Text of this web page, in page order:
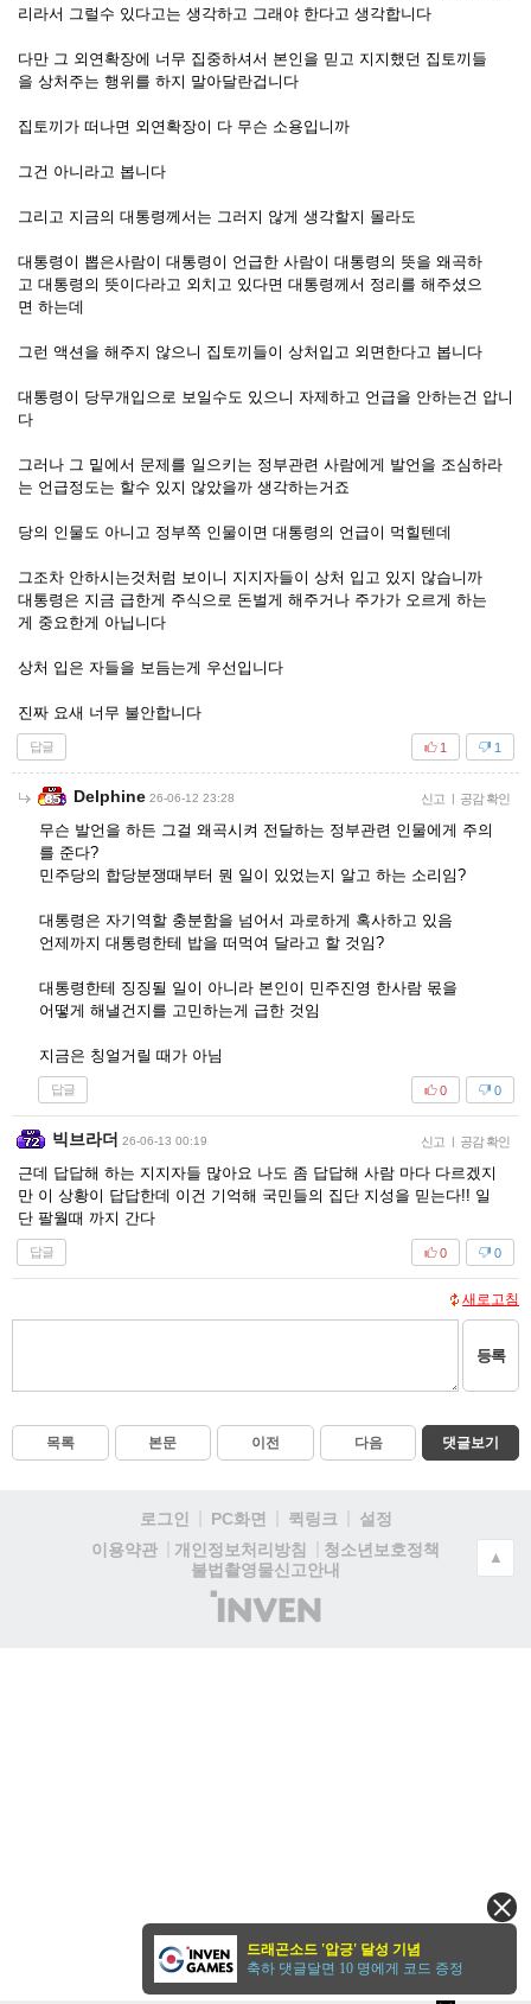
리라서 그럴수 있다고는 생각하고 그래야 한다고 생각합니다
다만 그 외연확장에 너무 집중하셔서 본인을 믿고 지지했던 집토끼들
을 상처주는 행위를 하지 말아달란겁니다
집토끼가 떠나면 외연확장이 다 무슨 소용입니까
그건 아니라고 봅니다
그리고 지금의 대통령께서는 그러지 않게 생각할지 몰라도
대통령이 뽑은사람이 대통령이 언급한 사람이 대통령의 뜻을 왜곡하
고 대통령의 뜻이다라고 외치고 있다면 대통령께서 정리를 해주셨으
면 하는데
그런 액션을 해주지 않으니 집토끼들이 상처입고 외면한다고 봅니다
대통령이 당무개입으로 보일수도 있으니 자제하고 언급을 안하는건 압니
다
그러나 그 밑에서 문제를 일으키는 정부관련 사람에게 발언을 조심하라
는 언급정도는 할수 있지 않았을까 생각하는거죠
당의 인물도 아니고 정부쪽 인물이면 대통령의 언급이 먹힐텐데
그조차 안하시는것처럼 보이니 지지자들이 상처 입고 있지 않습니까
대통령은 지금 급한게 주식으로 돈벌게 해주거나 주가가 오르게 하는
게 중요한게 아닙니다
상처 입은 자들을 보듬는게 우선입니다
진짜 요새 너무 불안합니다
답글 1
1
Delphine 26-06-12 23:28 신고 공감 확인
무슨 발언을 하든 그걸 왜곡시켜 전달하는 정부관련 인물에게 주의
를 준다?
민주당의 합당분쟁때부터 뭔 일이 있었는지 알고 하는 소리임?
대통령은 자기역할 충분함을 넘어서 과로하게 혹사하고 있음
언제까지 대통령한테 밥을 떠먹여 달라고 할 것임?
대통령한테 징징될 일이 아니라 본인이 민주진영 한사람 몫을
어떻게 해낼건지를 고민하는게 급한 것임
지금은 칭얼거릴 때가 아님
답글 0
0
빅브라더 26-06-13 00:19 신고 공감 확인
근데 답답해 하는 지지자들 많아요 나도 좀 답답해 사람 마다 다르겠지
만 이 상황이 답답한데 이건 기억해 국민들의 집단 지성을 믿는다!! 일
단 팔월때 까지 간다
답글 0
0
새로고침
등록
목록 본문 이전 다음 댓글보기
로그인 PC화면 퀵링크
설정
이용약관
개인정보처리방침
청소년보호정책
불법촬영물신고안내
(주)
인
▲
드래곤소드 '압긍' 달성 기념
축하 댓글달면 10 명에게 코드 증정